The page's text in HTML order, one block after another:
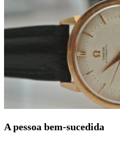
A pessoa bem-sucedida